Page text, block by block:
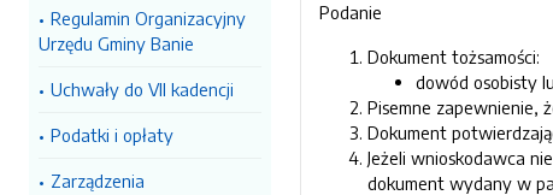
Regulamin Organizacyjny
Urzędu Gminy Banie
Uchwały do VII kadencji
Podatki i opłaty
Zarządzenia
Podanie
Dokument tożsamości:
dowód osobisty
Pisemne zapewnienie,
Dokument
Jeżeli wnioskodawca
dokument wydany w